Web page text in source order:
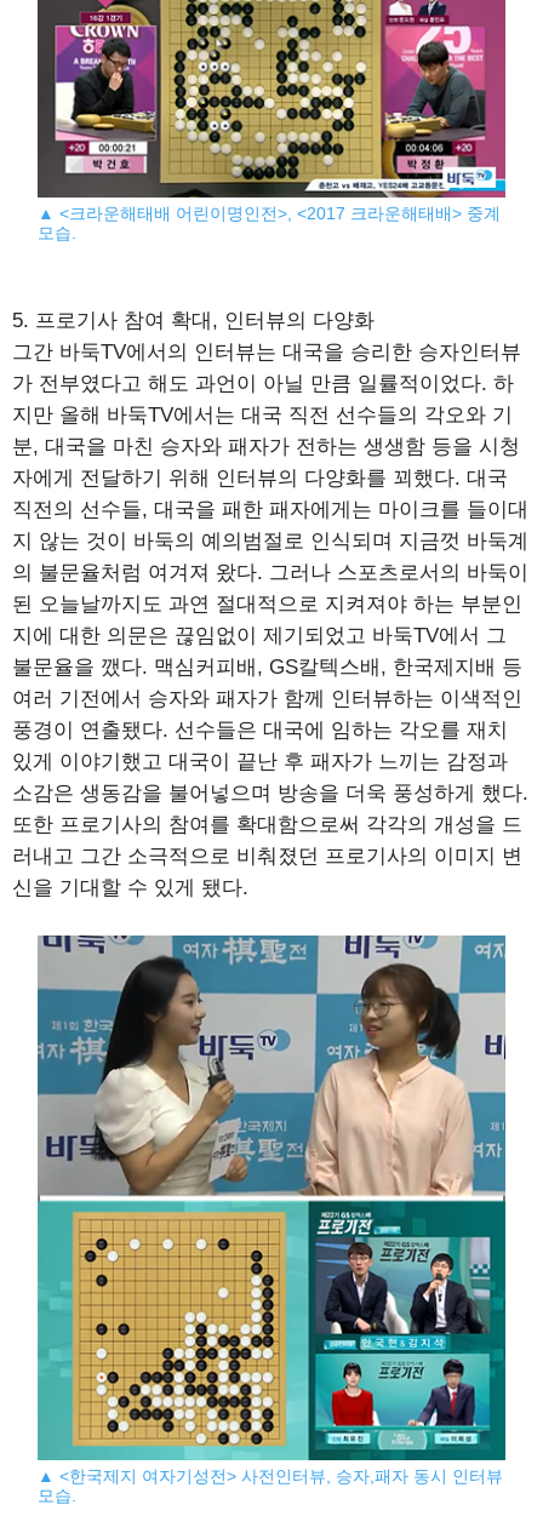
▲ <크라운해태배 어린이명인전>, <2017 크라운해태배> 중계
모습.
5. 프로기사 참여 확대, 인터뷰의 다양화
그간 바둑TV에서의 인터뷰는 대국을 승리한 승자인터뷰
가 전부였다고 해도 과언이 아닐 만큼 일률적이었다. 하
지만 올해 바둑TV에서는 대국 직전 선수들의 각오와 기
분, 대국을 마친 승자와 패자가 전하는 생생함 등을 시청
자에게 전달하기 위해 인터뷰의 다양화를 꾀했다. 대국
직전의 선수들, 대국을 패한 패자에게는 마이크를 들이대
지 않는 것이 바둑의 예의범절로 인식되며 지금껏 바둑계
의 불문율처럼 여겨져 왔다. 그러나 스포츠로서의 바둑이
된 오늘날까지도 과연 절대적으로 지켜져야 하는 부분인
지에 대한 의문은 끊임없이 제기되었고 바둑TV에서 그
불문율을 깼다. 맥심커피배, GS칼텍스배, 한국제지배 등
여러 기전에서 승자와 패자가 함께 인터뷰하는 이색적인
풍경이 연출됐다. 선수들은 대국에 임하는 각오를 재치
있게 이야기했고 대국이 끝난 후 패자가 느끼는 감정과
소감은 생동감을 불어넣으며 방송을 더욱 풍성하게 했다.
또한 프로기사의 참여를 확대함으로써 각각의 개성을 드
러내고 그간 소극적으로 비춰졌던 프로기사의 이미지 변
신을 기대할 수 있게 됐다.
▲ <한국제지 여자기성전> 사전인터뷰, 승자,패자 동시 인터뷰
모습.